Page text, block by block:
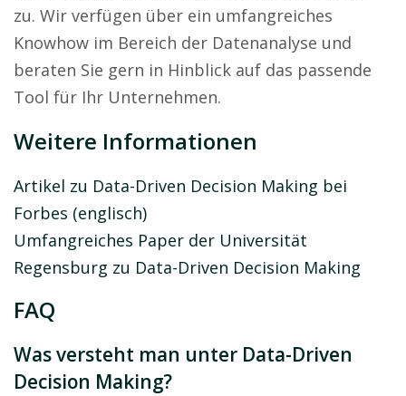
zu. Wir verfügen über ein umfangreiches
Knowhow im Bereich der Datenanalyse und
beraten Sie gern in Hinblick auf das passende
Tool für Ihr Unternehmen.
Weitere Informationen
Artikel zu Data-Driven Decision Making bei
Forbes (englisch)
Umfangreiches Paper der Universität
Regensburg zu Data-Driven Decision Making
FAQ
Was versteht man unter Data-Driven
Decision Making?